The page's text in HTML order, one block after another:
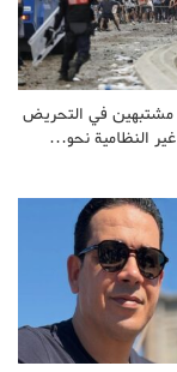
مشتبهين في التحريض
النظامية نحو…